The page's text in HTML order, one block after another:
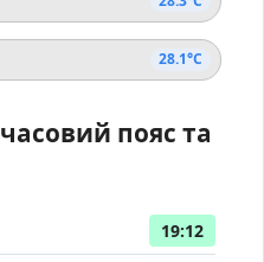
28.1°C
пояс та
19:12